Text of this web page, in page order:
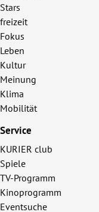
Stars
freizeit
Fokus
Leben
Kultur
Meinung
Klima
Mobilität
Service
KURIER club
Spiele
TV-Programm
Kinoprogramm
Eventsuche